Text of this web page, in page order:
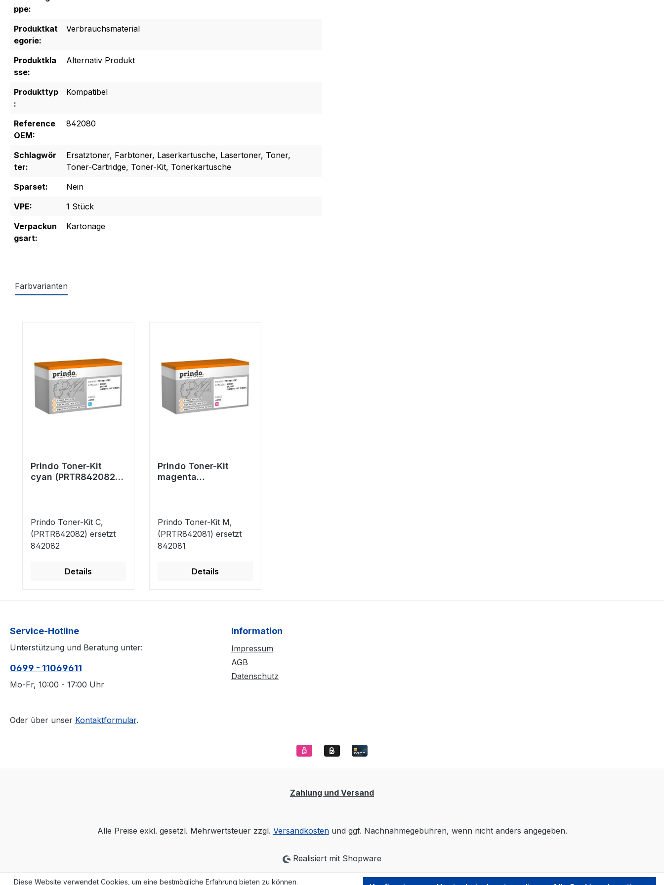
ppe:
Produktkat
egorie:
Verbrauchsmaterial
Produktkla
sse:
Alternativ Produkt
Produkttyp
:
Kompatibel
Reference
OEM:
842080
Schlagwör
ter:
Ersatztoner, Farbtoner, Laserkartusche, Lasertoner, Toner,
Toner-Cartridge, Toner-Kit, Tonerkartusche
Sparset:
Nein
VPE:
1 Stück
Verpackun
gsart:
Kartonage
Farbvarianten
Prindo Toner-Kit
cyan (PRTR842082)
Prindo Toner-Kit C,
(PRTR842082) ersetzt
842082
Details
Prindo Toner-Kit
magenta
Prindo Toner-Kit M,
(PRTR842081) ersetzt
842081
Details
Service-Hotline
Unterstützung und Beratung unter:
0699 - 11069611
Mo-Fr, 10:00 - 17:00 Uhr
Oder über unser Kontaktformular.
Information
Impressum
AGB
Datenschutz
Zahlung und Versand
Alle Preise exkl. gesetzl. Mehrwertsteuer zzgl. Versandkostenund ggf. Nachnahmegebühren, wenn nicht anders angegeben.
Realisiert mit Shopware
Diese Website verwendet Cookies, um eine bestmögliche Erfahrung bieten zu können.